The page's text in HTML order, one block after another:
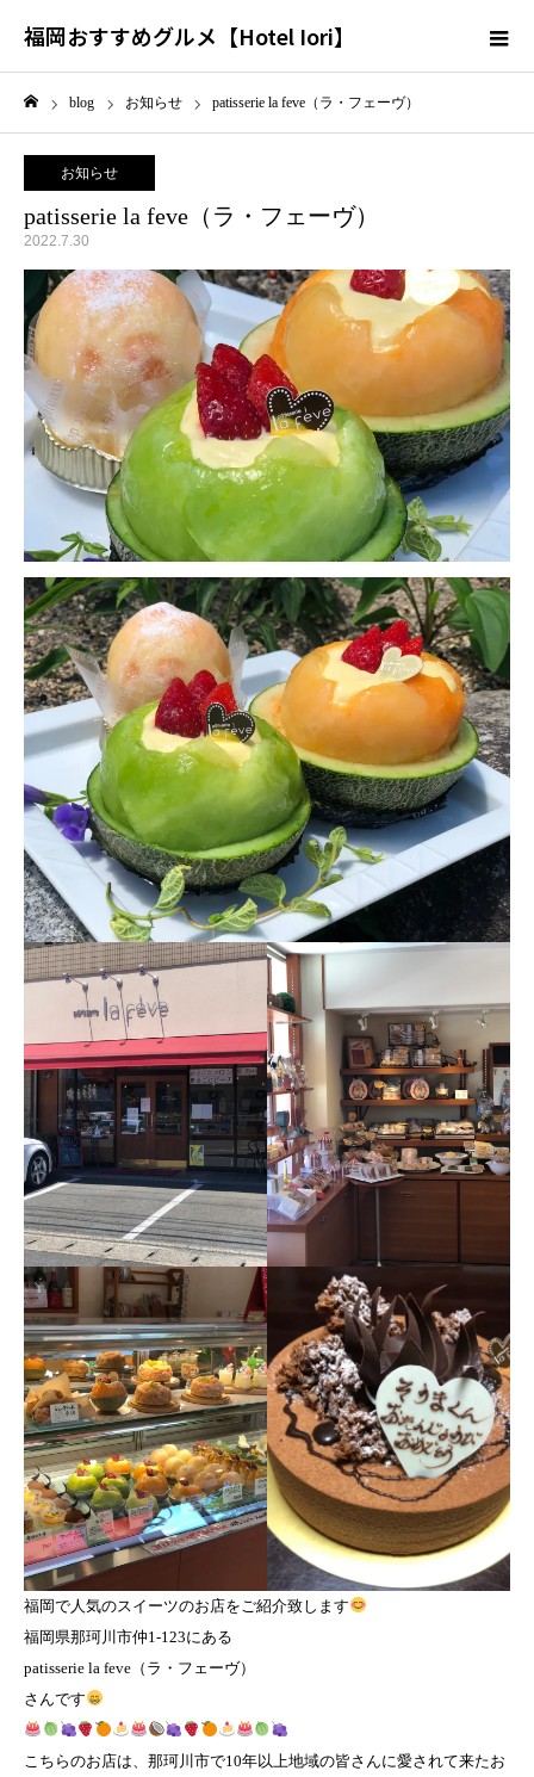
福岡おすすめグルメ【Hotel Iori】
blog お知らせ patisserie la feve（ラ・フェーヴ）
お知らせ
patisserie la feve（ラ・フェーヴ）
2022.7.30
福岡で人気のスイーツのお店をご紹介致します
福岡県那珂川市仲1-123にある
patisserie la feve（ラ・フェーヴ）
さんです
こちらのお店は、那珂川市で10年以上地域の皆さんに愛されて来たお